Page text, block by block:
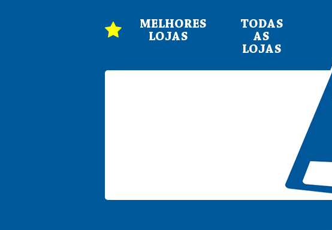
MELHORES
LOJAS
TODAS
AS
LOJAS